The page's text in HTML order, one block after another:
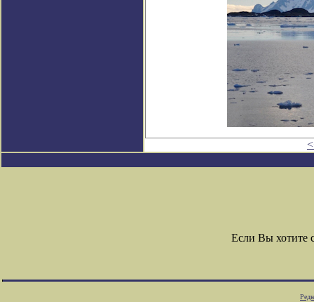
Если Вы хотите